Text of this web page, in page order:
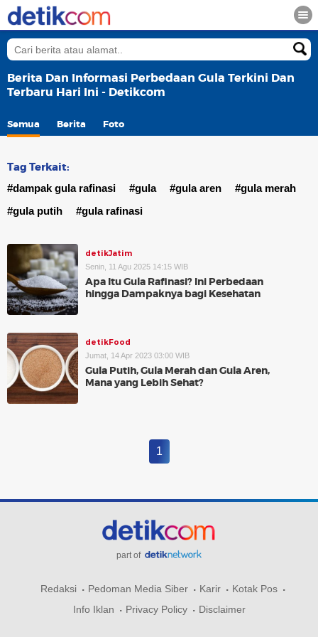
Berita Dan Informasi Perbedaan Gula Terkini Dan
Terbaru Hari Ini - Detikcom
Semua Berita Foto
Tag Terkait:
#dampak gula rafinasi #gula #gula aren
#gula merah
#gula putih
#gula rafinasi
detikJatim
Senin, 11 Agu 2025 14:15 WIB
Apa Itu Gula Rafinasi? Ini Perbedaan
hingga Dampaknya bagi Kesehatan
detikFood
Jumat, 14 Apr 2023 03:00 WIB
Gula Putih, Gula Merah dan Gula Aren,
Mana yang Lebih Sehat?
1
part of
Redaksi Pedoman Media Siber Karir
Kotak Pos
Info Iklan
Privacy Policy Disclaimer